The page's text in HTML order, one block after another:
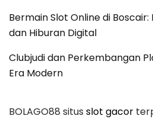
Bermain Slot Online di
dan Hiburan Digital
Clubjudi dan Perkembangan
Era Modern
BOLAGO88 situs slot gacor